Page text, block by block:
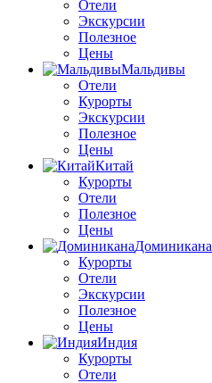
Отели
Экскурсии
Полезное
Цены
Мальдивы
Отели
Курорты
Экскурсии
Полезное
Цены
Китай
Курорты
Отели
Полезное
Цены
Доминикана
Курорты
Отели
Экскурсии
Полезное
Цены
Индия
Курорты
Отели